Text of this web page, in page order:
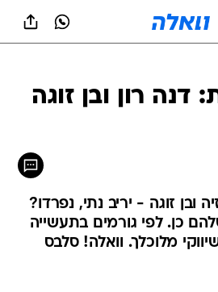
רון ובן זוגה
ובן זוגה - יריב נתי, נפרדו?
כן. לפי גורמים בתעשייה
מלוכלך. וואלה! סלבס